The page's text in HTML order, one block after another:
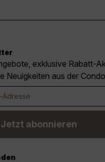
exklusive Rabatt-
Neuigkeiten aus der
Jetzt abonnieren